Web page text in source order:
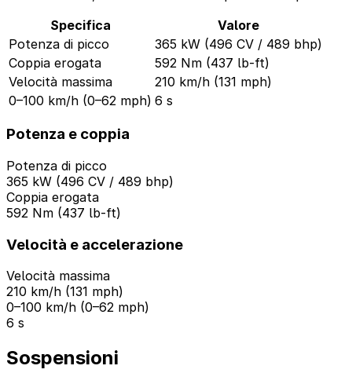
Specifica
Valore
Potenza di picco
365 kW (496 CV / 489 bhp)
Coppia erogata
592 Nm (437 lb-ft)
Velocità massima
210 km/h (131 mph)
0–100 km/h (0–62 mph) 6 s
Potenza e coppia
Potenza di picco
365 kW (496 CV / 489 bhp)
Coppia erogata
592 Nm (437 lb-ft)
Velocità e accelerazione
Velocità massima
210 km/h (131 mph)
0–100 km/h (0–62 mph)
6 s
Sospensioni